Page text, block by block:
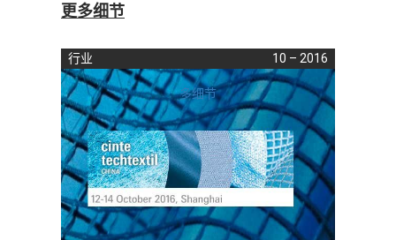
更多细节
行业 10 – 2016
多细节